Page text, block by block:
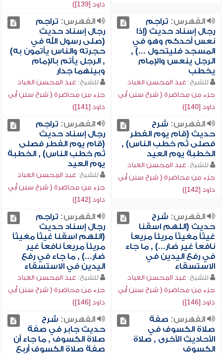
داود [139])
الفهرس: تراجم
رجال إسناد حديث (إذا
نعس أحدكم وهو في
المسجد فليتحول ...) ,
الرجل ينعس والإمام
يخطب
للشيخ: عبد المحسن العباد
جزء من محاضرة ( شرح سنن أبي
داود [140])
الفهرس: تراجم
رجال إسناد حديث
(صلى رسول الله في
حجرته والناس يأتمون به)
, الرجل يأتم بالإمام
وبينهما جدار
للشيخ: عبد المحسن العباد
جزء من محاضرة ( شرح سنن أبي
داود [141])
الفهرس: شرح
حديث (قام يوم الفطر
فصلى ثم خطب الناس) ,
الخطبة يوم العيد
للشيخ: عبد المحسن العباد
جزء من محاضرة ( شرح سنن أبي
داود [142])
الفهرس: تراجم
رجال إسناد حديث
(قام يوم الفطر فصلى
ثم خطب الناس) , الخطبة
يوم العيد
للشيخ: عبد المحسن العباد
جزء من محاضرة ( شرح سنن أبي
داود [142])
الفهرس: شرح
حديث (اللهم اسقنا
غيثاً مغيثاً مريئاً مريعاً
نافعاً غير ضار...) , ما جاء
في رفع اليدين في
الاستسقاء
للشيخ: عبد المحسن العباد
جزء من محاضرة ( شرح سنن أبي
داود [146])
الفهرس: تراجم
رجال إسناد حديث
(اللهم اسقنا غيثاً مغيثاً
مريئاً مريعاً نافعاً غير
ضار...) , ما جاء في رفع
اليدين في الاستسقاء
للشيخ: عبد المحسن العباد
جزء من محاضرة ( شرح سنن أبي
داود [146])
الفهرس: صفة
صلاة الكسوف في
الأحاديث الأخرى , صلاة
الكسوف
الفهرس: شرح
حديث جابر في صفة
صلاة الكسوف , ما جاء أن
صفة صلاة الكسوف أربع